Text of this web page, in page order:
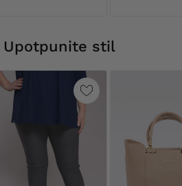
Upotpunite stil